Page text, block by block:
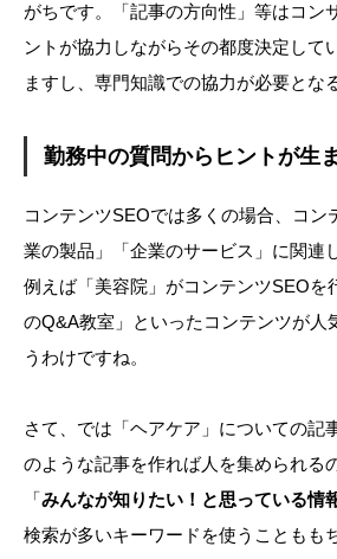
がちです。「記事の方向性」等はコン
ントが協力しながらその都度決定して
ますし、専門知識での協力が必要とな
勤務中の質問からヒントが生
コンテンツSEOでは多くの場合、コン
業の製品」「企業のサービス」に関連
例えば「美容院」がコンテンツSEOを
のQ&A教室」といったコンテンツが人
うわけですね。
さて、では「ヘアケア」についての記
のような記事を作れば人を集められる
「みんなが知りたい！と思っている情
検索が多いキーワードを使うこともも